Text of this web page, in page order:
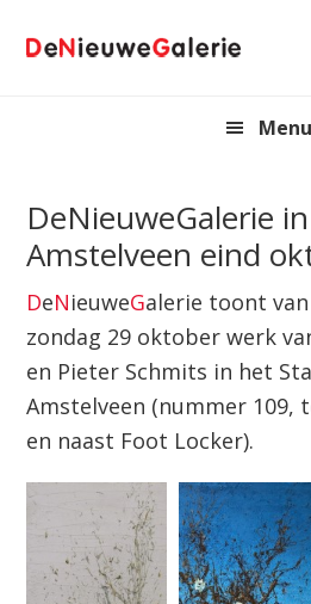
naar
naar
Menu
DeNieuweGalerie
Amstelveen eind
DeNieuweGalerie toont
zondag 29 oktober werk
en Pieter Schmits in het
Amstelveen (nummer 109,
en naast Foot Locker).